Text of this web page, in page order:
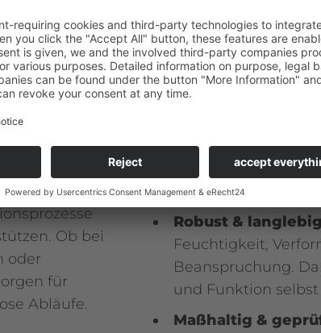
Präzision für Ihre
Sie sich
mit
Niveau
und
Ob bei
oder
für
Abläufe.
Nachhaltig:
und vollständig
Beitrag zum
Robust &
Feuchtigkeit,
Beanspruchung.
und Funktion
Maßhaltig &